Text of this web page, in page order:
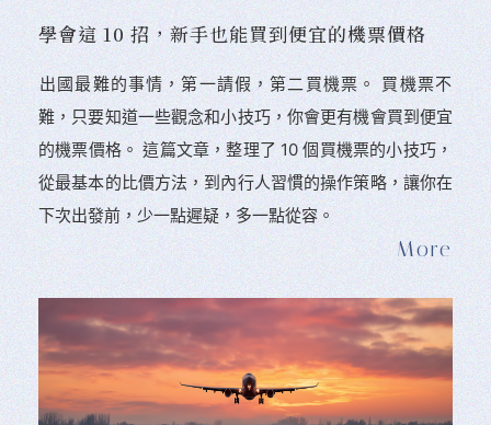
學會這 10 招，新手也能買到便宜的機票價格
󠀠出國最難的事情，第一請假，第二買機票。 󠀠買機票不
難，只要知道一些觀念和小技巧，你會更有機會買到便宜
的機票價格。 這篇文章，整理了 10 個買機票的小技巧，
從最基本的比價方法，到內行人習慣的操作策略，讓你在
下次出發前，少一點遲疑，多一點從容。